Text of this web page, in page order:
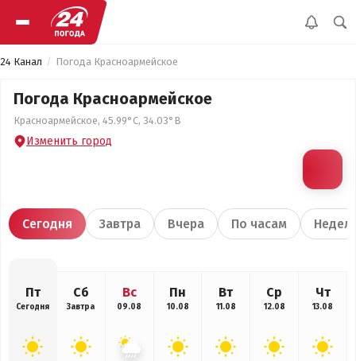
24 Канал Погода Красноармейское
Погода Красноармейское
Красноармейское, 45.99°С, 34.03°В
Изменить город
Сегодня Завтра Вчера По часам
Пт
Сегодня
Сб
Завтра
Вс
09.08
Пн
10.08
Вт
11.08
Ср
12.08
Чт
13.08